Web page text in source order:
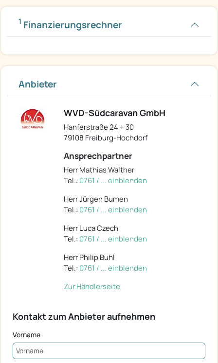
1 Finanzierungsrechner
Anbieter
WVD-Südcaravan GmbH
Hanferstraße 24 + 30
79108 Freiburg-Hochdorf
Ansprechpartner
Herr Mathias Walther
Tel.: 0761 / ... einblenden
Herr Jürgen Bumen
Tel.: 0761 / ... einblenden
Herr Luca Czech
Tel.: 0761 / ... einblenden
Herr Philip Buhl
Tel.: 0761 / ... einblenden
Zur Händlerseite
Kontakt zum Anbieter aufnehmen
Vorname